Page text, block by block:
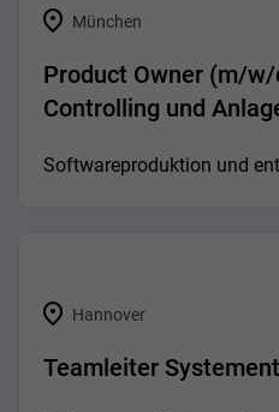
München
Product Owner (m/
Controlling und
Softwareproduktion und
Hannover
Teamleiter